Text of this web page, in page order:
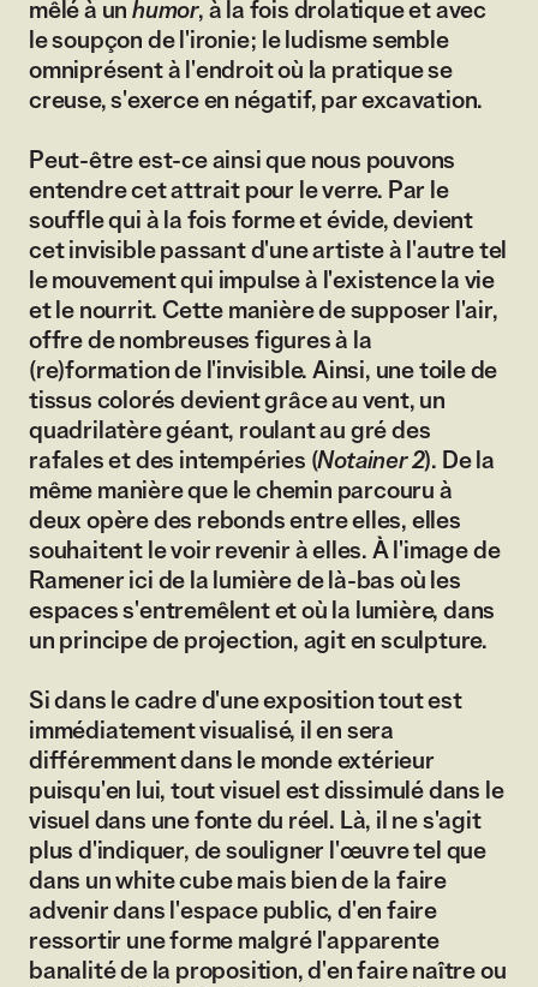
mêlé à unhumor, à la fois drolatique et avec
le soupçon de l'ironie ; le ludisme semble
omniprésent à l'endroit où la pratique se
creuse, s'exerce en négatif, par excavation.
Peut-être est-ce ainsi que nous pouvons
entendre cet attrait pour le verre. Par le
souffle qui à la fois forme et évide, devient
cet invisible passant d'une artiste à l'autre tel
le mouvement qui impulse à l'existence la vie
et le nourrit. Cette manière de supposer l'air,
offre de nombreuses figures à la
(re)formation de l'invisible. Ainsi, une toile de
tissus colorés devient grâce au vent, un
quadrilatère géant, roulant au gré des
rafales et des intempéries (Notainer 2). De la
même manière que le chemin parcouru à
deux opère des rebonds entre elles, elles
souhaitent le voir revenir à elles. À l'image de
Ramener ici de la lumière de là-bas où les
espaces s'entremêlent et où la lumière, dans
un principe de projection, agit en sculpture.
Si dans le cadre d'une exposition tout est
immédiatement visualisé, il en sera
différemment dans le monde extérieur
puisqu'en lui, tout visuel est dissimulé dans le
visuel dans une fonte du réel. Là, il ne s'agit
plus d'indiquer, de souligner l'œuvre tel que
dans un white cube mais bien de la faire
advenir dans l'espace public, d'en faire
ressortir une forme malgré l'apparente
banalité de la proposition, d'en faire naître ou